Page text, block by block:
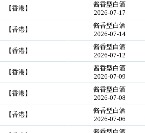
【香港】
酱香型白酒
2026-07-17
【香港】
酱香型白酒
2026-07-14
【香港】
酱香型白酒
2026-07-12
【香港】
酱香型白酒
2026-07-09
【香港】
酱香型白酒
2026-07-08
【香港】
酱香型白酒
2026-07-06